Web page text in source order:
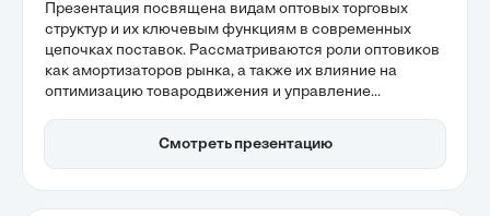
Презентация посвящена видам оптовых торговых
структур и их ключевым функциям в современных
цепочках поставок. Рассматриваются роли оптовиков
как амортизаторов рынка, а также их влияние на
оптимизацию товародвижения и управление
и специализации как факторам
конкурентоспособности в 2026 году.
Смотреть презентацию